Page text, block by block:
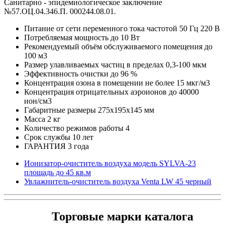
Санитарно - эпидемиологическое заключение
№57.ОЦ.04.346.П. 000244.08.01.
Питание от сети переменного тока частотой 50 Гц 220 В
Потребляемая мощность до 10 Вт
Рекомендуемый объём обслуживаемого помещения до
100 м3
Размер улавливаемых частиц в пределах 0,3-100 мкм
Эффективность очистки до 96 %
Концентрация озона в помещении не более 15 мкг/м3
Концентрация отрицательных аэроионов до 40000
ион/cм3
Габаритные размеры 275x195x145 мм
Масса 2 кг
Количество режимов работы 4
Срок службы 10 лет
ГАРАНТИЯ 3 года
Ионизатор-очиститель воздуха модель SYLVA-23
площадь до 45 кв.м
Увлажнитель-очиститель воздуха Venta LW 45 черный
Торговые марки каталога